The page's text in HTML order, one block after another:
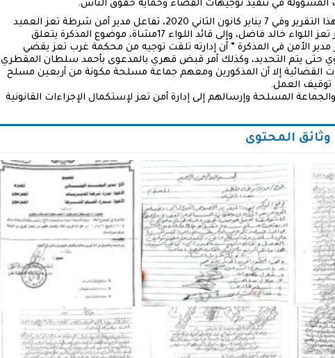
المسؤولة في تنفيذ توجيهات القضاء وحماية حقوق الناس.
أجرينا تواصلات مع الجهات المختصة خلال إعداد هذا التقرير وفي 7 يناير كانون الثاني 2020، تفاعل مدير أمن شرطة تعز العميد
منصور الأكحلي وبعث مذكرة رسمية إلى كل من قائد محور تعز اللواء خالد فاضل، وإلى قائد اللواء 17مشاة، موضوع المذكرة يتعلق
وهو أحد أفراد اللواء 17 مشاة وأشار مدير الأمن في المذكرة ” أن إدارته تلقت توجيه من محكمة غرب تعز يقضي
حتى يتم التحديد، وكذلك أمر قبض قهري بالمدعوى بأحمد سلطان المقطري
القضائية إلا أن المذكورين ومعهم جماعة مسلحة مكونة من أربعين مسلح
توقيف العمل.
المسلحة وإرسالهم إلى إدارة أمن تعز لإستكمال الإجراءات القانونية
وثائق المحتوى